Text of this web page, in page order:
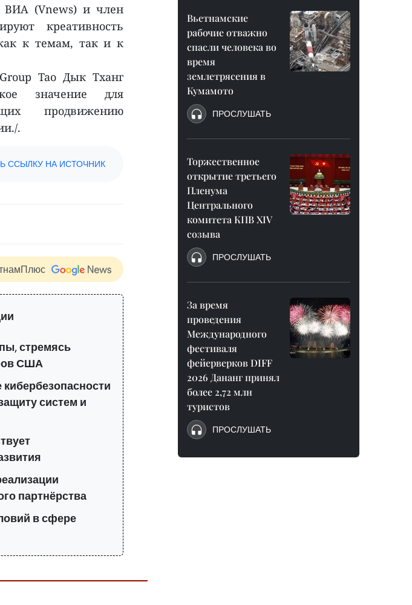
ВИA (Vnews) и член
креативность
к темам, так и к
Тао Дык Тханг
значение для
продвижению
.
ССЫЛКУ НА ИСТОЧНИК
стремясь
США
систем и
партнёрства
в сфере
Вьетнамские
рабочие отважно
спасли человека во
время
землетрясения в
Кумамото
ПРОСЛУШАТЬ
Торжественное
открытие третьего
Пленума
Центрального
комитета КПВ XIV
созыва
ПРОСЛУШАТЬ
За время
проведения
Международного
фестиваля
фейерверков DIFF
2026 Дананг принял
более 2,72 млн
туристов
ПРОСЛУШАТЬ